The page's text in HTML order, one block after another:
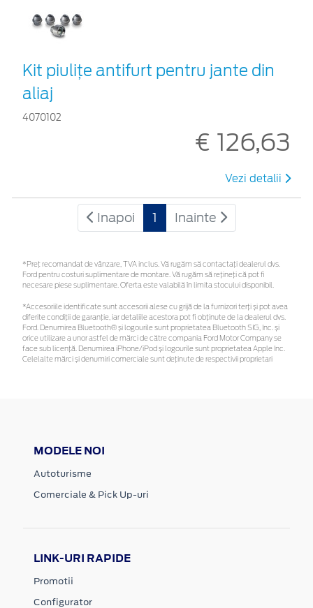
Kit piuliţe antifurt pentru jante din
aliaj
4070102
€ 126,63
Vezi detalii
Inapoi 1 Inainte
*Preţ recomandat de vânzare, TVA inclus. Vă rugăm să contactaţi dealerul dvs.
Ford pentru costuri suplimentare de montare. Vă rugăm să rețineți că pot fi
necesare piese suplimentare. Oferta este valabilă în limita stocului disponibil.
*Accesoriile identificate sunt accesorii alese cu grijă de la furnizori terți și pot avea
diferite condiții de garanție, iar detaliile acestora pot fi obținute de la dealerul dvs.
Ford. Denumirea Bluetooth® și logourile sunt proprietatea Bluetooth SIG, Inc. și
orice utilizare a unor astfel de mărci de către compania Ford Motor Company se
face sub licență. Denumirea iPhone/iPod și logourile sunt proprietatea Apple Inc.
Celelalte mărci și denumiri comerciale sunt deținute de respectivii proprietari
MODELE NOI
Autoturisme
Comerciale & Pick Up-uri
LINK-URI RAPIDE
Promotii
Configurator